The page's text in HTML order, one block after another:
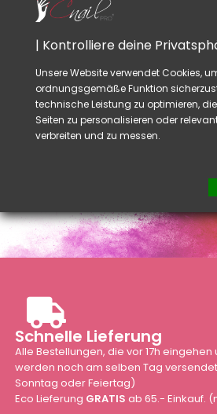
Rat:
Finger in der Manikürschale
der Mischung Ihrer Auswahl
weich machen oder den
anwenden bevor die
um zu vermeiden, die Haut zu
Dieses Produkt mussnach
desinfiziert werden.
Schnelle Lieferung
Alle Bestellungen, die vor 17h eingehen
werden noch am selben Tag
Sonntag oder Feiertag)
Eco Lieferung GRATIS ab 65.- Einkauf.
| Kontrolliere deine
Unsere Website verwendet Cookies,
ordnungsgemäße Funktion
technische Leistung zu optimieren,
Seiten zu personalisieren oder
verbreiten und zu messen.